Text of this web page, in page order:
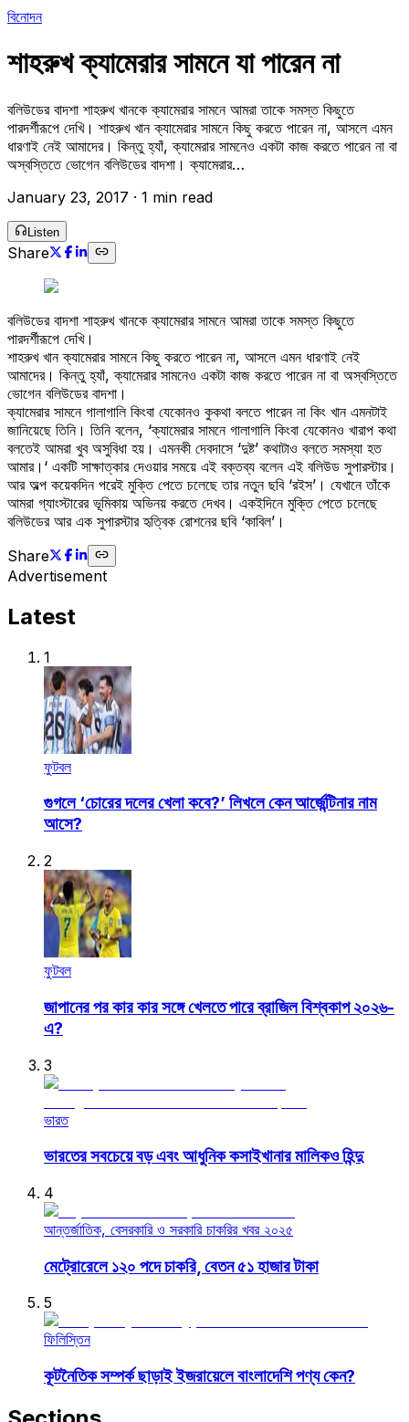
বিনোদন
শাহরুখ ক্যামেরার সামনে যা পারেন না
বলিউডের বাদশা শাহরুখ খানকে ক্যামেরার সামনে আমরা তাকে সমস্ত কিছুতে
পারদর্শীরূপে দেখি। শাহরুখ খান ক্যামেরার সামনে কিছু করতে পারেন না, আসলে এমন
ধারণাই নেই আমাদের। কিন্তু হ্যাঁ, ক্যামেরার সামনেও একটা কাজ করতে পারেন না বা
অস্বস্তিতে ভোগেন বলিউডের বাদশা। ক্যামেরার…
January 23, 2017 · 1 min read
Listen
Share
বলিউডের বাদশা শাহরুখ খানকে ক্যামেরার সামনে আমরা তাকে সমস্ত কিছুতে
পারদর্শীরূপে দেখি।
শাহরুখ খান ক্যামেরার সামনে কিছু করতে পারেন না, আসলে এমন ধারণাই নেই
আমাদের। কিন্তু হ্যাঁ, ক্যামেরার সামনেও একটা কাজ করতে পারেন না বা অস্বস্তিতে
ভোগেন বলিউডের বাদশা।
ক্যামেরার সামনে গালাগালি কিংবা যেকোনও কুকথা বলতে পারেন না কিং খান এমনটাই
জানিয়েছে তিনি। তিনি বলেন, ‘ক্যামেরার সামনে গালাগালি কিংবা যেকোনও খারাপ কথা
বলতেই আমরা খুব অসুবিধা হয়। এমনকী দেবদাসে ‘দুষ্ট’ কথাটাও বলতে সমস্যা হত
আমার।‘ একটি সাক্ষাত্কার দেওয়ার সময়ে এই বক্তব্য বলেন এই বলিউড সুপারস্টার।
আর অল্প কয়েকদিন পরেই মুক্তি পেতে চলেছে তার নতুন ছবি ‘রইস’। যেখানে তাঁকে
আমরা গ্যাংস্টারের ভূমিকায় অভিনয় করতে দেখব। একইদিনে মুক্তি পেতে চলেছে
বলিউডের আর এক সুপারস্টার হৃত্বিক রোশনের ছবি ‘কাবিল’।
Share
Advertisement
Latest
1
ফুটবল
গুগলে ‘চোরের দলের খেলা কবে?’ লিখলে কেন আর্জেন্টিনার নাম
আসে?
2
ফুটবল
জাপানের পর কার কার সঙ্গে খেলতে পারে ব্রাজিল বিশ্বকাপ ২০২৬-
এ?
3
ভারত
ভারতের সবচেয়ে বড় এবং আধুনিক কসাইখানার মালিকও হিন্দু
4
আন্তর্জাতিক, বেসরকারি ও সরকারি চাকরির খবর ২০২৫
মেট্রোরেলে ১২০ পদে চাকরি, বেতন ৫১ হাজার টাকা
5
ফিলিস্তিন
কূটনৈতিক সম্পর্ক ছাড়াই ইজরায়েলে বাংলাদেশি পণ্য কেন?